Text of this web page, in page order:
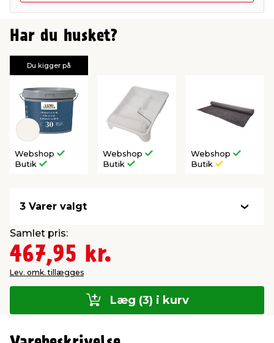
Har du husket?
Du kigger på
Webshop
Butik
Webshop
Butik
Webshop
Butik
3 Varer valgt
Samlet pris:
467,95 kr.
Lev. omk. tillægges
Læg (3) i kurv